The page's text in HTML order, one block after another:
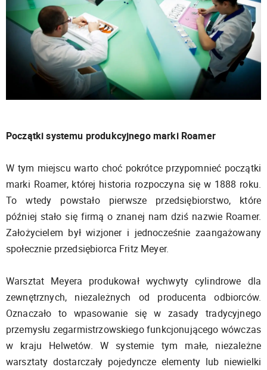
Początki systemu produkcyjnego marki Roamer
W tym miejscu warto choć pokrótce przypomnieć początki
marki Roamer, której historia rozpoczyna się w 1888 roku.
To wtedy powstało pierwsze przedsiębiorstwo, które
później stało się firmą o znanej nam dziś nazwie Roamer.
Założycielem był wizjoner i jednocześnie zaangażowany
społecznie przedsiębiorca Fritz Meyer.
Warsztat Meyera produkował wychwyty cylindrowe dla
zewnętrznych, niezależnych od producenta odbiorców.
Oznaczało to wpasowanie się w zasady tradycyjnego
przemysłu zegarmistrzowskiego funkcjonującego wówczas
w kraju Helwetów. W systemie tym małe, niezależne
warsztaty dostarczały pojedyncze elementy lub niewielki